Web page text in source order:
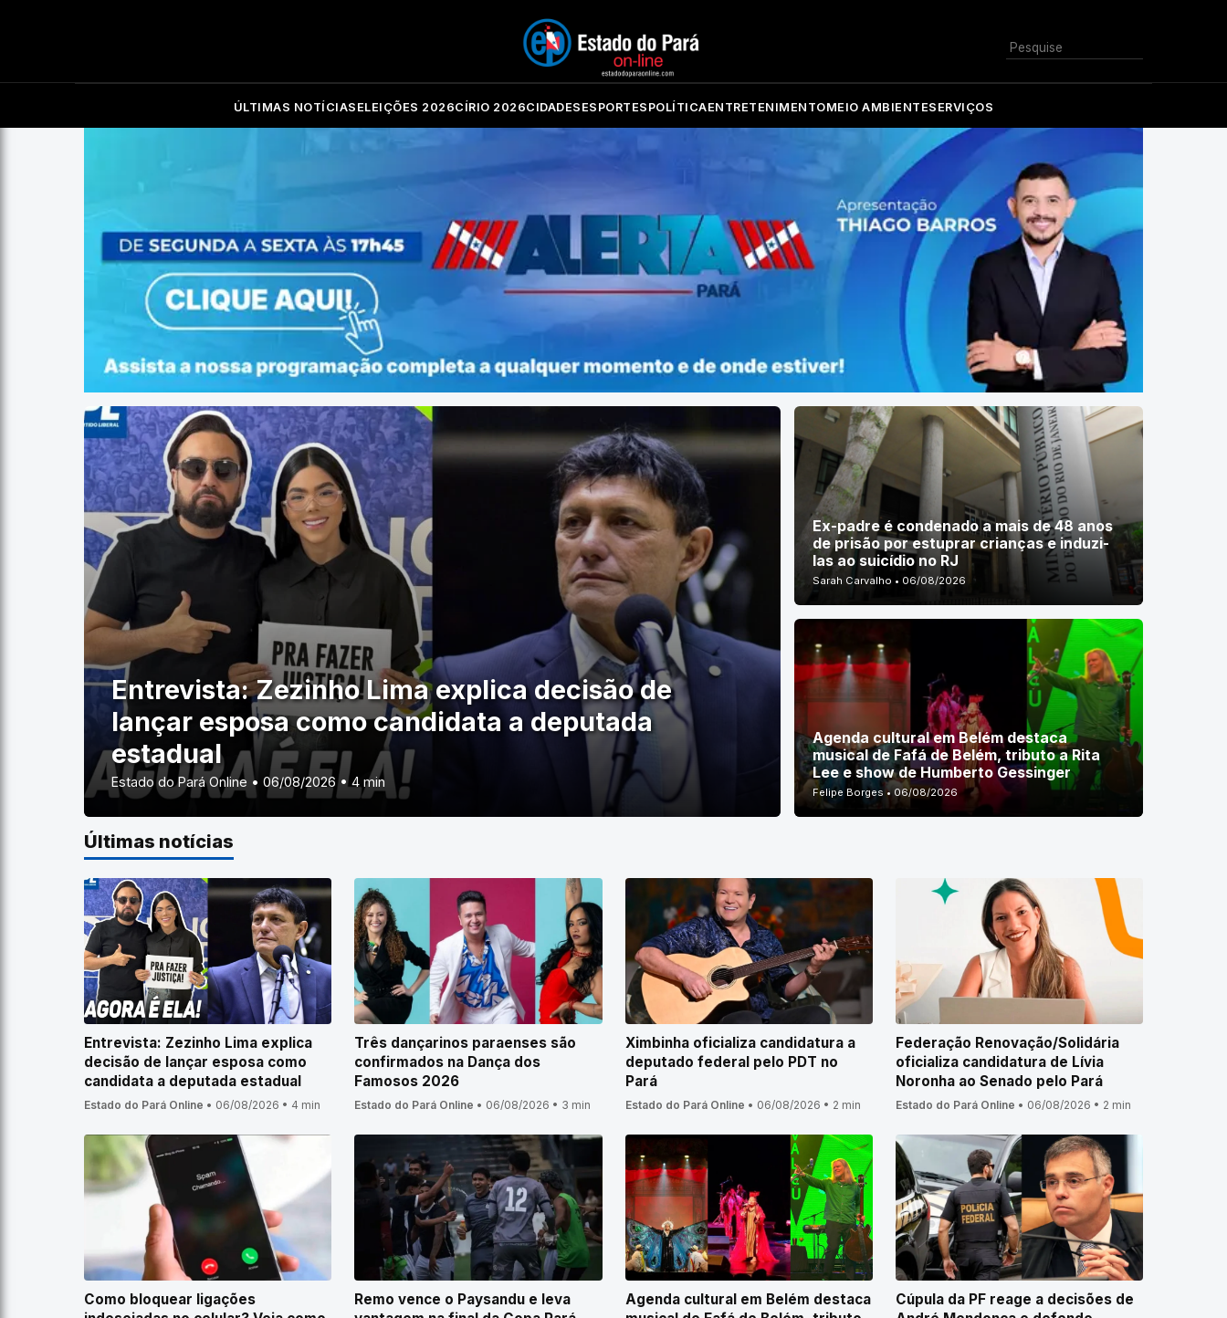
Buscar
ÚLTIMAS NOTÍCIAS ELEIÇÕES 2026CÍRIO 2026CIDADES ESPORTES POLÍTICAENTRETENIMENTOMEIO AMBIENTESERVIÇOS
Entrevista: Zezinho Lima explica decisão de
lançar esposa como candidata a deputada
estadual
Estado do Pará Online • 06/08/2026 • 4 min
Ex-padre é condenado a mais de 48 anos
de prisão por estuprar crianças e induzi-
las ao suicídio no RJ
Sarah Carvalho • 06/08/2026
Agenda cultural em Belém destaca
musical de Fafá de Belém, tributo a Rita
Lee e show de Humberto Gessinger
Felipe Borges • 06/08/2026
Últimas notícias
Entrevista: Zezinho Lima explica
decisão de lançar esposa como
candidata a deputada estadual
Estado do Pará Online • 06/08/2026 • 4 min
Três dançarinos paraenses são
confirmados na Dança dos
Famosos 2026
Estado do Pará Online • 06/08/2026 • 3 min
Ximbinha oficializa candidatura a
deputado federal pelo PDT no
Pará
Estado do Pará Online • 06/08/2026 • 2 min
Federação Renovação/Solidária
oficializa candidatura de Lívia
Noronha ao Senado pelo Pará
Estado do Pará Online • 06/08/2026 • 2 min
Como bloquear ligações
Remo vence o Paysandu e leva
Agenda cultural em Belém destaca
Cúpula da PF reage a decisões de